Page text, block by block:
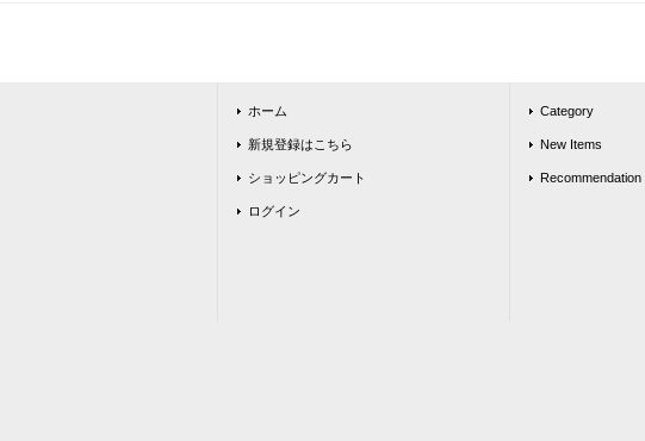
ホーム
新規登録はこちら
ショッピングカート
ログイン
Category
New Items
Recommendation